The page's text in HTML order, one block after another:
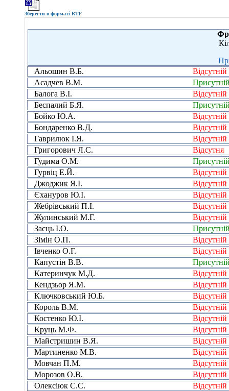
Зберегти в форматі RTF
Альошин В.Б.
Відсутній
Асадчев В.М.
Балога В.І.
Відсутній
Беспалий Б.Я.
Бойко Ю.А.
Відсутній
Бондаренко В.Д.
Відсутній
Гаврилюк І.Я.
Відсутній
Григорович Л.С.
Відсутня
Гудима О.М.
Гурвіц Е.Й.
Відсутній
Джоджик Я.І.
Відсутній
Єхануров Ю.І.
Відсутній
Жебрівський П.І.
Відсутній
Жулинський М.Г.
Відсутній
Заєць І.О.
Зімін О.П.
Відсутній
Івченко О.Г.
Відсутній
Капустін В.В.
Катеринчук М.Д.
Відсутній
Кендзьор Я.М.
Відсутній
Ключковський Ю.Б.
Відсутній
Король В.М.
Відсутній
Костенко Ю.І.
Відсутній
Круць М.Ф.
Відсутній
Майстришин В.Я.
Відсутній
Мартиненко М.В.
Відсутній
Мовчан П.М.
Відсутній
Морозов О.В.
Відсутній
Олексіюк С.С.
Відсутній